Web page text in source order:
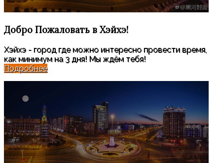
Добро Пожаловать в Хэйхэ!
Хэйхэ - город где можно интересно провести время,
как минимум на 3 дня! Мы ждём тебя!
Подробнее